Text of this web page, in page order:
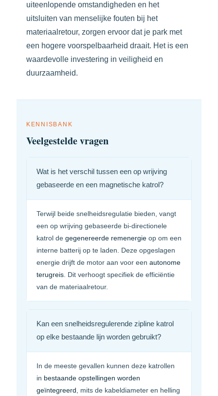
uiteenlopende omstandigheden en het
uitsluiten van menselijke fouten bij het
materiaalretour, zorgen ervoor dat je park met
een hogere voorspelbaarheid draait. Het is een
waardevolle investering in veiligheid en
duurzaamheid.
KENNISBANK
Veelgestelde vragen
Wat is het verschil tussen een op wrijving
gebaseerde en een magnetische katrol?
Terwijl beide snelheidsregulatie bieden, vangt
een op wrijving gebaseerde bi-directionele
katrol de gegenereerde remenergie op om een
interne batterij op te laden. Deze opgeslagen
energie drijft de motor aan voor een autonome
terugreis . Dit verhoogt specifiek de efficiëntie
van de materiaalretour.
Kan een snelheidsregulerende zipline katrol
op elke bestaande lijn worden gebruikt?
In de meeste gevallen kunnen deze katrollen
in bestaande opstellingen worden
geïntegreerd , mits de kabeldiameter en helling